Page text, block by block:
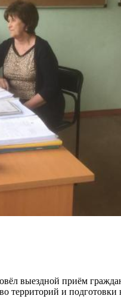
выездной приём
территорий и подготовки